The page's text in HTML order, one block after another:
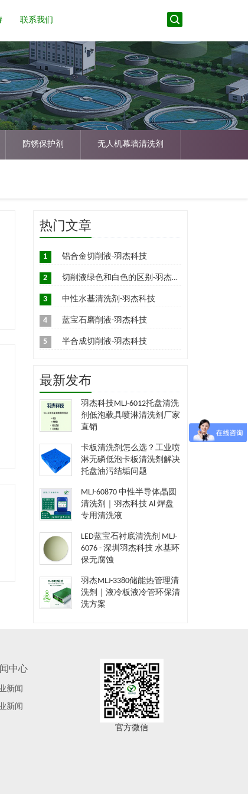
联系我们
防锈保护剂 无人机幕墙清洗剂
热门文章
1 铝合金切削液-羽杰科技
2 切削液绿色和白色的区别-羽杰科技
3 中性水基清洗剂-羽杰科技
4 蓝宝石磨削液-羽杰科技
5 半合成切削液-羽杰科技
最新发布
羽杰科技MLJ-6012托盘清洗
剂低泡载具喷淋清洗剂厂家
直销
卡板清洗剂怎么选？工业喷
淋无磷低泡卡板清洗剂解决
托盘油污结垢问题
MLJ-60870 中性半导体晶圆
清洗剂｜羽杰科技 Al 焊盘
专用清洗液
LED蓝宝石衬底清洗剂 MLJ-
6076 - 深圳羽杰科技 水基环
保无腐蚀
羽杰MLJ-3380储能热管理清
洗剂｜液冷板液冷管环保清
洗方案
中心
新闻
新闻
官方微信